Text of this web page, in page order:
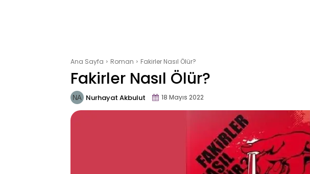
Ana Sayfa Roman Fakirler Nasıl Ölür?
Fakirler Nasıl Ölür?
Nurhayat Akbulut 18 Mayıs 2022